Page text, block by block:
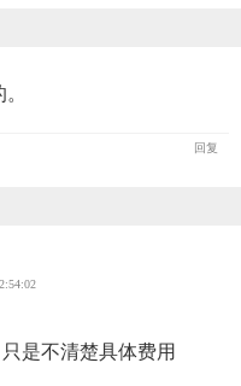
回复
是不清楚具体费用